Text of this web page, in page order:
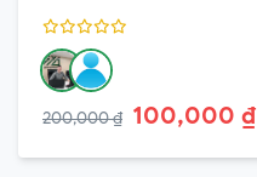
200,000 ₫ 100,000 ₫